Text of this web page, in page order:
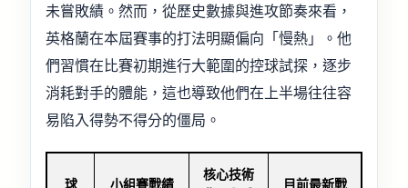
未嘗敗績。然而，從歷史數據與進攻節奏來看，
英格蘭在本屆賽事的打法明顯偏向「慢熱」。他
們習慣在比賽初期進行大範圍的控球試探，逐步
消耗對手的體能，這也導致他們在上半場往往容
易陷入得勢不得分的僵局。
球 小組賽戰績
核心技術
目前最新戰